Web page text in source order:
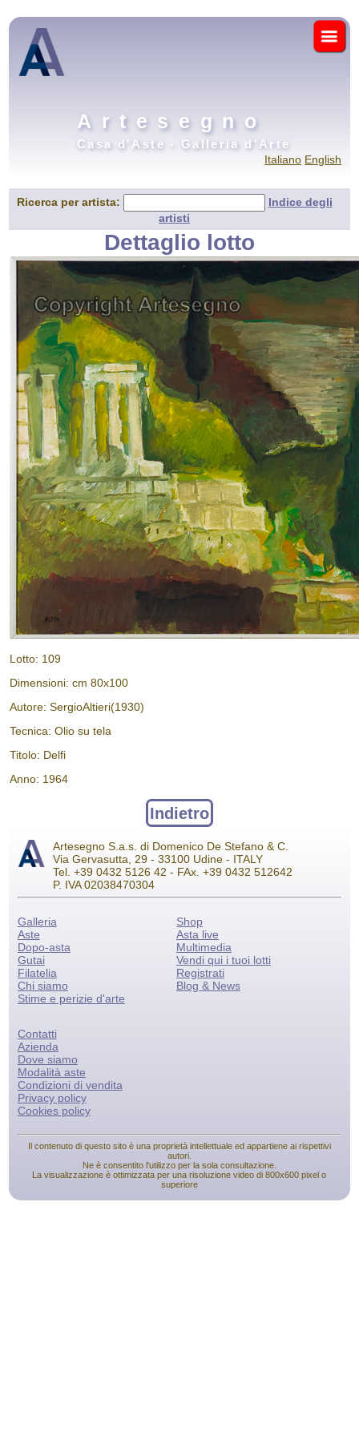
Artesegno
Casa d'Aste - Galleria d'Arte
Italiano English
Ricerca per artista:
Indice degli
artisti
Dettaglio lotto
Lotto: 109
Dimensioni: cm 80x100
Autore: SergioAltieri(1930)
Tecnica: Olio su tela
Titolo: Delfi
Anno: 1964
Indietro
Artesegno S.a.s. di Domenico De Stefano & C.
Via Gervasutta, 29 - 33100 Udine - ITALY
Tel. +39 0432 5126 42 - FAx. +39 0432 512642
P. IVA 02038470304
Galleria
Aste
Dopo-asta
Gutai
Filatelia
Chi siamo
Stime e perizie d'arte
Shop
Asta live
Multimedia
Vendi qui i tuoi lotti
Registrati
Blog & News
Contatti
Azienda
Dove siamo
Modalità aste
Condizioni di vendita
Privacy policy
Cookies policy
Il contenuto di questo sito è una proprietà intellettuale ed appartiene ai rispettivi
autori.
Ne è consentito l'utilizzo per la sola consultazione.
La visualizzazione è ottimizzata per una risoluzione video di 800x600 pixel o
superiore